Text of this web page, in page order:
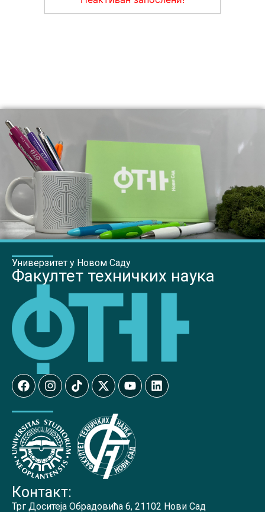
Универзитет у Новом Саду
Факултет техничких наука
Контакт:
Трг Доситеја Обрадовића 6, 21102 Нови Сад